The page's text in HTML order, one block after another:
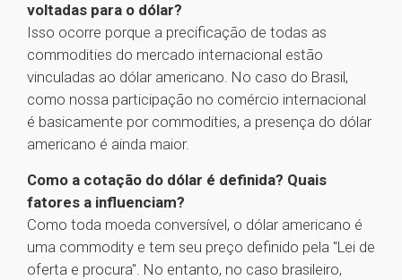
voltadas para o dólar?
Isso ocorre porque a precificação de todas as
commodities do mercado internacional estão
vinculadas ao dólar americano. No caso do Brasil,
como nossa participação no comércio internacional
é basicamente por commodities, a presença do dólar
americano é ainda maior.
Como a cotação do dólar é definida? Quais
fatores a influenciam?
Como toda moeda conversível, o dólar americano é
uma commodity e tem seu preço definido pela "Lei de
oferta e procura". No entanto, no caso brasileiro,